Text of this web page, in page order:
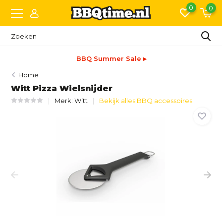
0 0
BBQ Summer Sale ▸
Home
Witt Pizza Wielsnijder
Merk:Witt Bekijk alles BBQ accessoires